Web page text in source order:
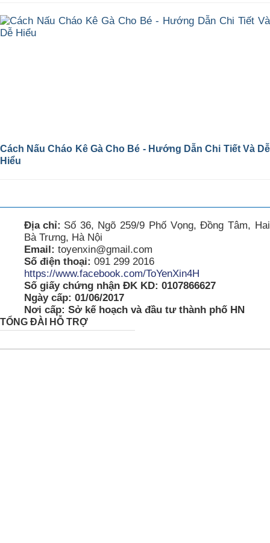
Cách Nấu Cháo Kê Gà Cho Bé - Hướng Dẫn Chi Tiết Và Dễ
Hiểu
Địa chỉ: Số 36, Ngõ 259/9 Phố Vọng, Đồng Tâm, Hai
Bà Trưng, Hà Nội
Email: toyenxin@gmail.com
Số điện thoại: 091 299 2016
https://www.facebook.com/ToYenXin4H
Số giấy chứng nhận ĐK KD: 0107866627
Ngày cấp: 01/06/2017
Nơi cấp: Sở kế hoạch và đầu tư thành phố HN
TỔNG ĐÀI HỖ TRỢ